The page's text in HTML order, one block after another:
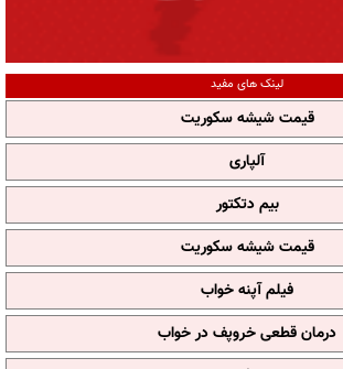
لینک های مفید
قیمت شیشه سکوریت
آلپاری
بیم دتکتور
قیمت شیشه سکوریت
فیلم آپنه خواب
درمان قطعی خروپف در خواب